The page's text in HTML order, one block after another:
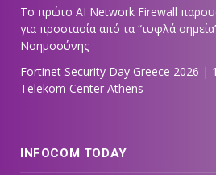
Tο πρώτο AI Network Firewall
για προστασία από τα “τυφλά
Νοημοσύνης
Fortinet Security Day Greece 2026 |
Telekom Center Athens
INFOCOM TODAY